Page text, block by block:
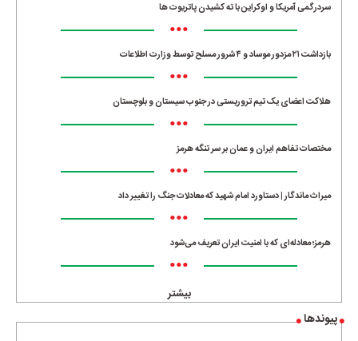
سردرگمی آمریکا و اوکراین با ته کشیدن پاتریوت ها
•••
بازداشت ۲۱ مزدور موساد و ۴ شرور مسلح توسط وزارت اطلاعات
•••
هلاکت اعضای یک تیم تروریستی در جنوب سیستان و بلوچستان
•••
مختصات تفاهم ایران و عمان بر سر تنگه هرمز
•••
میراث ماندگار | دستاورد امام شهید که معادلات جنگ را تغییر داد
•••
هرمز؛ معادله‌ای که با امنیت ایران تعریف می‌شود
•••
بیشتر
پیوندها